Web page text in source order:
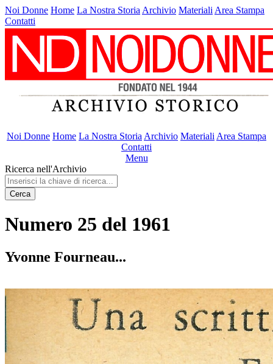
Noi Donne Home La Nostra Storia Archivio Materiali Area Stampa
Contatti
Noi Donne Home La Nostra Storia Archivio Materiali Area Stampa
Contatti
Menu
Ricerca nell'Archivio
Cerca
Numero 25 del 1961
Yvonne Fourneau...